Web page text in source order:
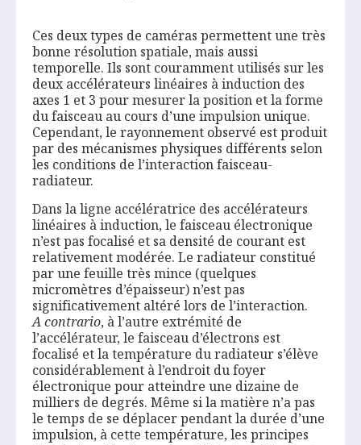
Ces deux types de caméras permettent une très
bonne résolution spatiale, mais aussi
temporelle. Ils sont couramment utilisés sur les
deux accélérateurs linéaires à induction des
axes 1 et 3 pour mesurer la position et la forme
du faisceau au cours d’une impulsion unique.
Cependant, le rayonnement observé est produit
par des mécanismes physiques différents selon
les conditions de l’interaction faisceau-
radiateur.
Dans la ligne accélératrice des accélérateurs
linéaires à induction, le faisceau électronique
n’est pas focalisé et sa densité de courant est
relativement modérée. Le radiateur constitué
par une feuille très mince (quelques
micromètres d’épaisseur) n’est pas
significativement altéré lors de l’interaction.
Acontrario, à l’autre extrémité de
l’accélérateur, le faisceau d’électrons est
focalisé et la température du radiateur s’élève
considérablement à l’endroit du foyer
électronique pour atteindre une dizaine de
milliers de degrés. Même si la matière n’a pas
le temps de se déplacer pendant la durée d’une
impulsion, à cette température, les principes